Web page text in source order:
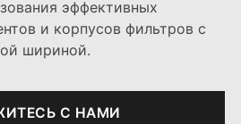
эффективных
и корпусов фильтров с
шириной.
C НАМИ